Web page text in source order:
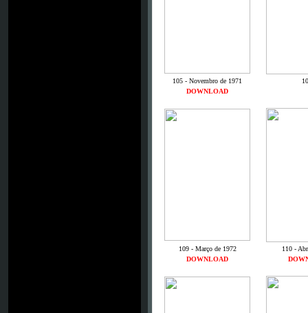
105 - Novembro de 1971
DOWNLOAD
109 - Março de 1972
110 -
DOWNLOAD